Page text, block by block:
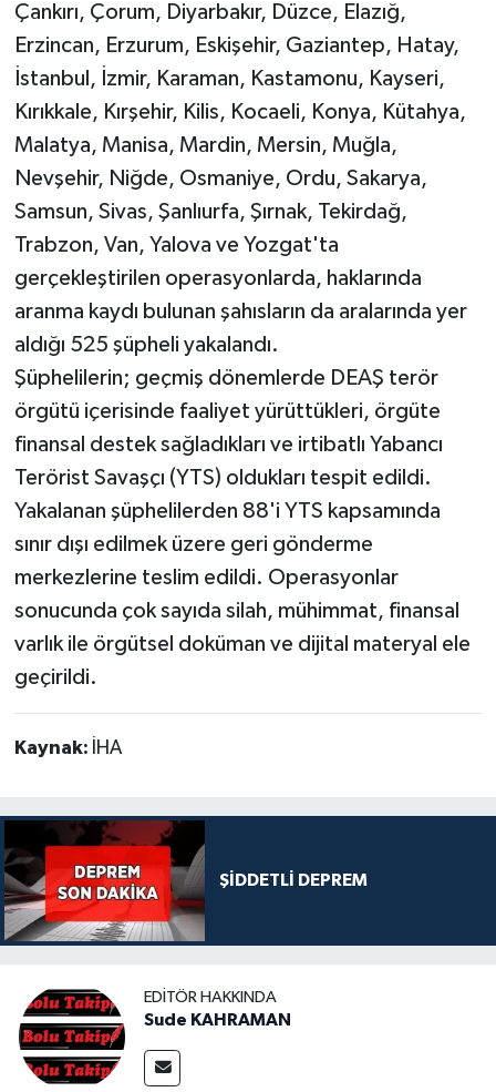
Çankırı, Çorum, Diyarbakır, Düzce, Elazığ,
Erzincan, Erzurum, Eskişehir, Gaziantep, Hatay,
İstanbul, İzmir, Karaman, Kastamonu, Kayseri,
Kırıkkale, Kırşehir, Kilis, Kocaeli, Konya, Kütahya,
Malatya, Manisa, Mardin, Mersin, Muğla,
Nevşehir, Niğde, Osmaniye, Ordu, Sakarya,
Samsun, Sivas, Şanlıurfa, Şırnak, Tekirdağ,
Trabzon, Van, Yalova ve Yozgat'ta
gerçekleştirilen operasyonlarda, haklarında
aranma kaydı bulunan şahısların da aralarında yer
aldığı 525 şüpheli yakalandı.
Şüphelilerin; geçmiş dönemlerde DEAŞ terör
örgütü içerisinde faaliyet yürüttükleri, örgüte
finansal destek sağladıkları ve irtibatlı Yabancı
Terörist Savaşçı (YTS) oldukları tespit edildi.
Yakalanan şüphelilerden 88'i YTS kapsamında
sınır dışı edilmek üzere geri gönderme
merkezlerine teslim edildi. Operasyonlar
sonucunda çok sayıda silah, mühimmat, finansal
varlık ile örgütsel doküman ve dijital materyal ele
geçirildi.
Kaynak: İHA
ŞİDDETLİ DEPREM
EDITÖR HAKKINDA
Sude KAHRAMAN